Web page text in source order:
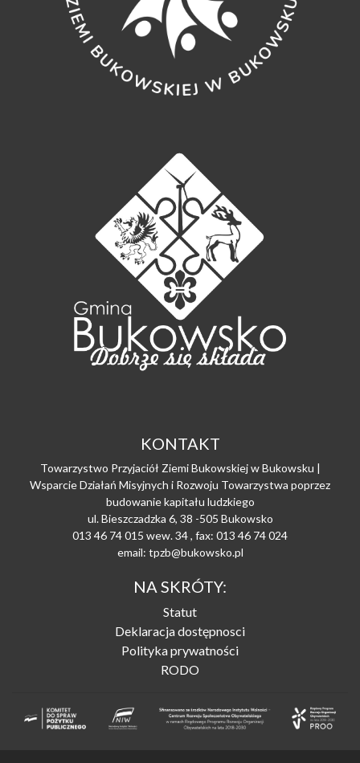
KONTAKT
Towarzystwo Przyjaciół Ziemi Bukowskiej w Bukowsku |
Wsparcie Działań Misyjnych i Rozwoju Towarzystwa poprzez
budowanie kapitału ludzkiego
ul. Bieszczadzka 6, 38 -505 Bukowsko
013 46 74 015 wew. 34 , fax: 013 46 74 024
email: tpzb@bukowsko.pl
NA SKRÓTY:
Statut
Deklaracja dostępnosci
Polityka prywatności
RODO